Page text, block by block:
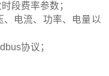
段费率参数；
电流、功率、电量以
协议；